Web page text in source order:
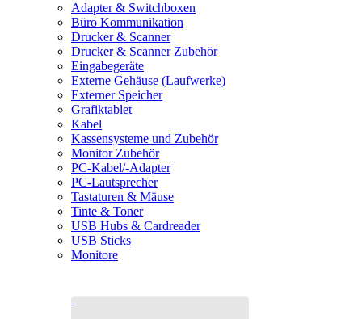
Adapter & Switchboxen
Büro Kommunikation
Drucker & Scanner
Drucker & Scanner Zubehör
Eingabegeräte
Externe Gehäuse (Laufwerke)
Externer Speicher
Grafiktablet
Kabel
Kassensysteme und Zubehör
Monitor Zubehör
PC-Kabel/-Adapter
PC-Lautsprecher
Tastaturen & Mäuse
Tinte & Toner
USB Hubs & Cardreader
USB Sticks
Monitore